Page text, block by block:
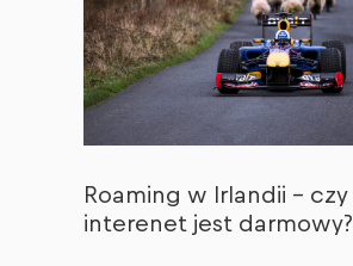
Roaming w Irlandii – czy
interenet jest darmowy?